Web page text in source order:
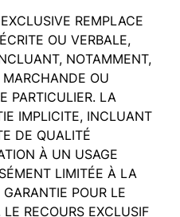
REMPLACE
OU VERBALE,
NOTAMMENT,
OU
PARTICULIER. LA
IMPLICITE, INCLUANT
DE QUALITÉ
À UN USAGE
LIMITÉE À LA
POUR LE
RECOURS EXCLUSIF